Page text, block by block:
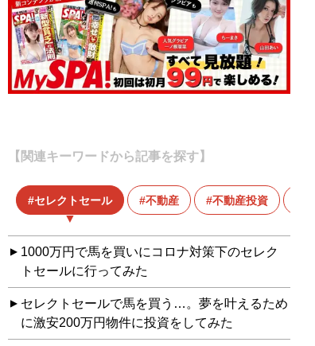
【関連キーワードから記事を探す】
セレクトセール 不動産 不動産投資
1000万円で馬を買いにコロナ対策下のセレク
トセールに行ってみた
セレクトセールで馬を買う…。夢を叶えるため
に激安200万円物件に投資をしてみた